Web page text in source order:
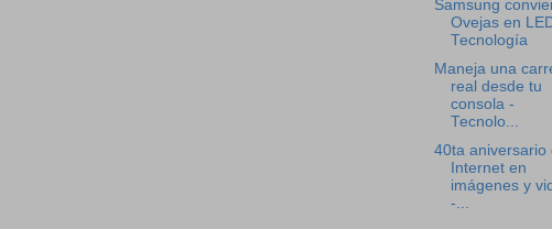
Samsung
Ovejas en
Tecnología
Maneja una
real desde tu
consola -
Tecnolo...
40ta aniversario
Internet en
imágenes y
-...